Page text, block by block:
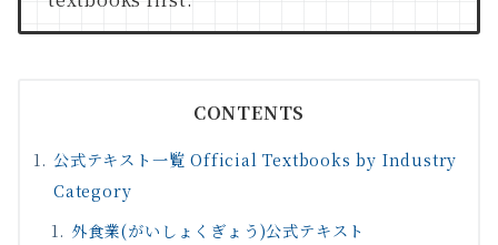
CONTENTS
公式テキスト一覧 Official Textbooks by Industry
Category
外食業(がいしょくぎょう)公式テキスト